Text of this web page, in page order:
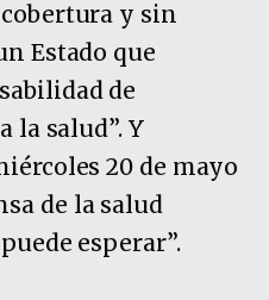
y sin
Estado que
de
la salud”. Y
20 de mayo
de la salud
esperar”.